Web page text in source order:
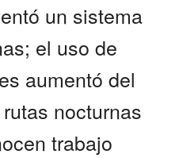
un sistema
el uso de
aumentó del
nocturnas
trabajo